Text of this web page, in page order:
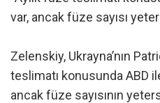
var, ancak füze sayısı
Zelenskiy, Ukrayna’nın
teslimatı konusunda ABD
ancak füze sayısının